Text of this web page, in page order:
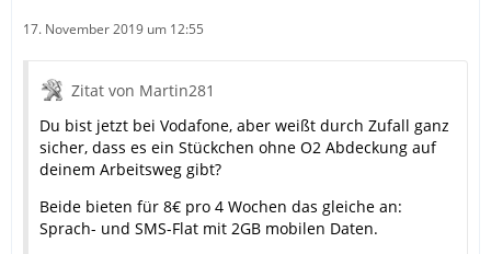
17. November 2019 um 12:55
Zitat von Martin281
Du bist jetzt bei Vodafone, aber weißt durch Zufall ganz
sicher, dass es ein Stückchen ohne O2 Abdeckung auf
deinem Arbeitsweg gibt?
Beide bieten für 8€ pro 4 Wochen das gleiche an:
Sprach- und SMS-Flat mit 2GB mobilen Daten.